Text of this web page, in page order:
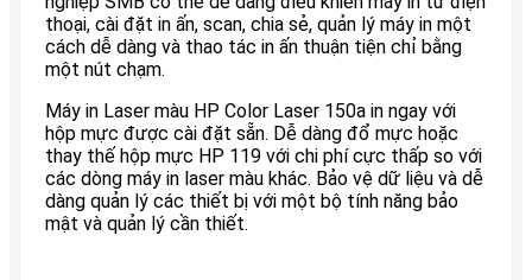
thoại, cài đặt in ấn, scan, chia sẻ, quản lý máy in một
cách dễ dàng và thao tác in ấn thuận tiện chỉ bằng
một nút chạm.
Máy in Laser màu HP Color Laser 150a in ngay với
hộp mực được cài đặt sẵn. Dễ dàng đổ mực hoặc
thay thế hộp mực HP 119 với chi phí cực thấp so với
các dòng máy in laser màu khác. Bảo vệ dữ liệu và dễ
dàng quản lý các thiết bị với một bộ tính năng bảo
mật và quản lý cần thiết.